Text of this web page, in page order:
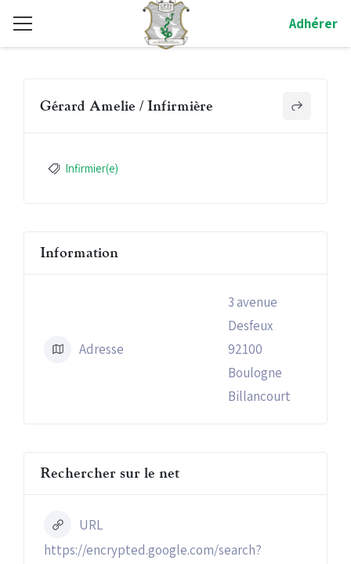
Adhérer
Gérard Amelie / Infirmière
Infirmier(e)
Information
Adresse
3 avenue
Desfeux
92100
Boulogne
Billancourt
Rechercher sur le net
URL
https://encrypted.google.com/search?